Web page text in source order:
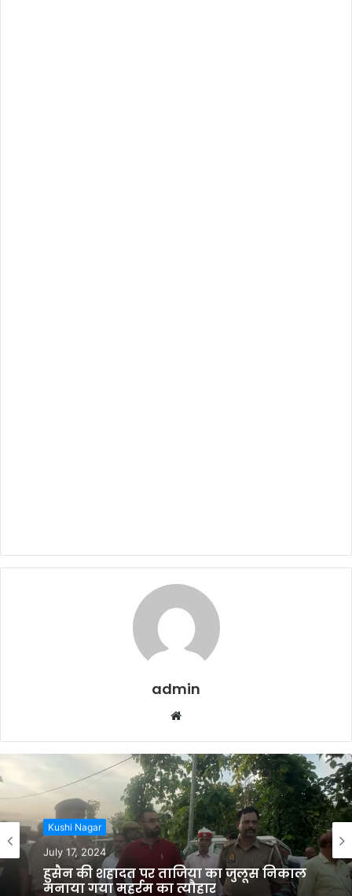
admin
Website
Kushi Nagar
July 17, 2024
हुसैन की शहादत पर ताजिया का जुलूस निकाल
मनाया गया मुहर्रम का त्यौहार